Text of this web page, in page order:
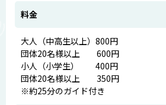
料金
大人（中高生以上）800円
団体20名様以上 600円
小人（小学生） 400円
団体20名様以上 350円
※約25分のガイド付き